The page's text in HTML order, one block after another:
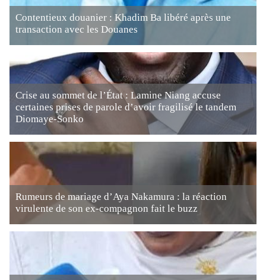
Contentieux douanier : Khadim Ba libéré après une
transaction avec les Douanes
Crise au sommet de l’État : Lamine Niang accuse
certaines prises de parole d’avoir fragilisé le tandem
Diomaye-Sonko
Rumeurs de mariage d’Aya Nakamura : la réaction
virulente de son ex-compagnon fait le buzz